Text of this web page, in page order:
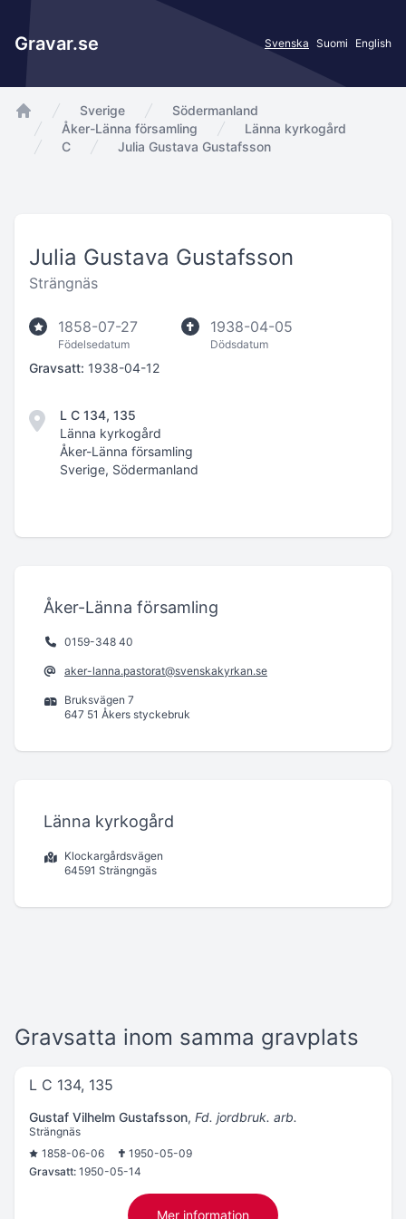
Gravar.se Svenska Suomi English
app.Start
Sverige
Södermanland
Åker-Länna församling
Länna kyrkogård
C
Julia Gustava Gustafsson
Julia Gustava Gustafsson
Strängnäs
1858-07-27
Födelsedatum
1938-04-05
Dödsdatum
Gravsatt: 1938-04-12
L C 134, 135
Länna kyrkogård
Åker-Länna församling
Sverige, Södermanland
Åker-Länna församling
0159-348 40
aker-lanna.pastorat@svenskakyrkan.se
Bruksvägen 7
647 51 Åkers styckebruk
Länna kyrkogård
Klockargårdsvägen
64591 Strängngäs
Gravsatta inom samma gravplats
L C 134, 135
Gustaf Vilhelm Gustafsson, Fd. jordbruk. arb.
Strängnäs
1858-06-06
1950-05-09
Gravsatt: 1950-05-14
Mer information